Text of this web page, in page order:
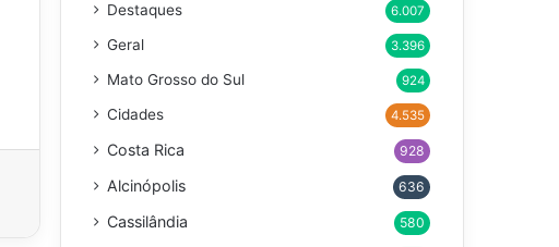
Destaques 6.007
Geral 3.396
Mato Grosso do Sul 924
Cidades 4.535
Costa Rica 928
Alcinópolis 636
Cassilândia 580